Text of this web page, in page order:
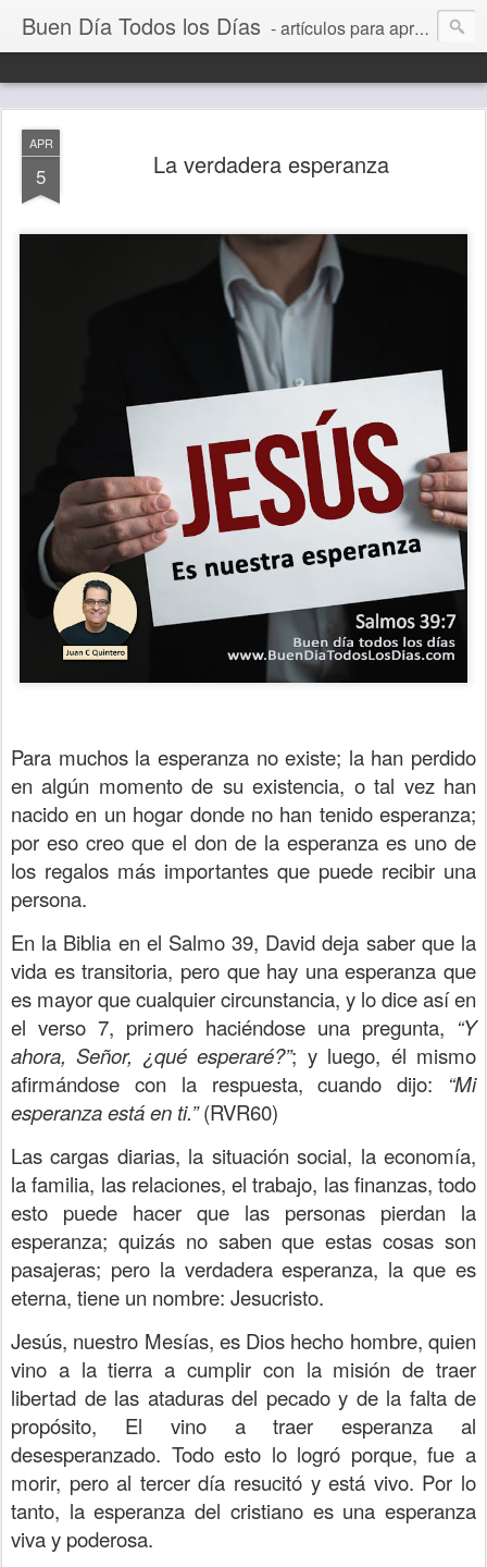
Buen Día Todos los Días - artículos para aprender a vivir mejor, un día a la vez. Por Juan C Quintero
APR
5 La verdadera esperanza
Para muchos la esperanza no existe; la han perdido
en algún momento de su existencia, o tal vez han
nacido en un hogar donde no han tenido esperanza;
por eso creo que el don de la esperanza es uno de
los regalos más importantes que puede recibir una
persona.
En la Biblia en el Salmo 39, David deja saber que la
vida es transitoria, pero que hay una esperanza que
es mayor que cualquier circunstancia, y lo dice así en
el verso 7, primero haciéndose una pregunta, “Y
ahora, Señor, ¿qué esperaré?”; y luego, él mismo
afirmándose con la respuesta, cuando dijo: “Mi
esperanza está en ti.”(RVR60)
Las cargas diarias, la situación social, la economía,
la familia, las relaciones, el trabajo, las finanzas, todo
esto puede hacer que las personas pierdan la
esperanza; quizás no saben que estas cosas son
pasajeras; pero la verdadera esperanza, la que es
eterna, tiene un nombre: Jesucristo.
Jesús, nuestro Mesías, es Dios hecho hombre, quien
vino a la tierra a cumplir con la misión de traer
libertad de las ataduras del pecado y de la falta de
propósito, El vino a traer esperanza al
desesperanzado. Todo esto lo logró porque, fue a
morir, pero al tercer día resucitó y está vivo. Por lo
tanto, la esperanza del cristiano es una esperanza
viva y poderosa.